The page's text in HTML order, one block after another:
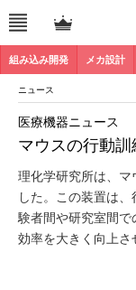
組み込み開発 メカ設計
ニュース
マウスの行動
医療機器ニュース
理化学研究所は、
した。この装置は
験者間や研究室間
効率を大きく向上さ